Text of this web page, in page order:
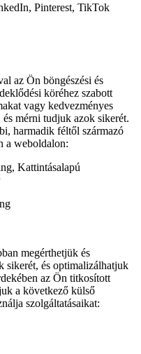
Pinterest, TikTok
az Ön böngészési és
köréhez szabott
vagy kedvezményes
mérni tudjuk azok sikerét.
harmadik féltől származó
a weboldalon:
Kattintásalapú
megérthetjük és
sikerét, és optimalizálhatjuk
az Ön titkosított
a következő külső
szolgáltatásaikat: